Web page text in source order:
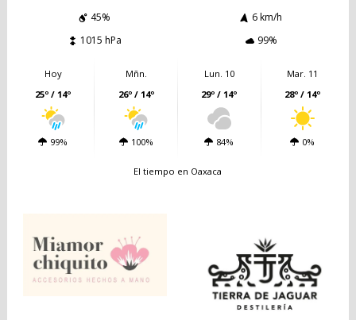
45%
6 km/h
1015 hPa
99%
Hoy
25º / 14º
99%
Mñn.
26º / 14º
100%
Lun. 10
29º / 14º
84%
Mar. 11
28º / 14º
0%
El tiempo en Oaxaca